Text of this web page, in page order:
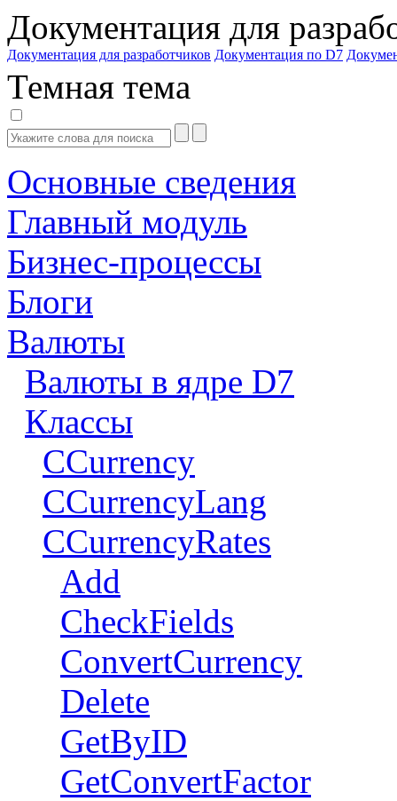
Документация для
Документация для разработчиков Документация по D7
Темная тема
Основные сведения
Главный модуль
Бизнес-процессы
Блоги
Валюты
Валюты в ядре D7
Классы
CCurrency
CCurrencyLang
CCurrencyRates
Add
CheckFields
ConvertCurrency
Delete
GetByID
GetConvertFactor